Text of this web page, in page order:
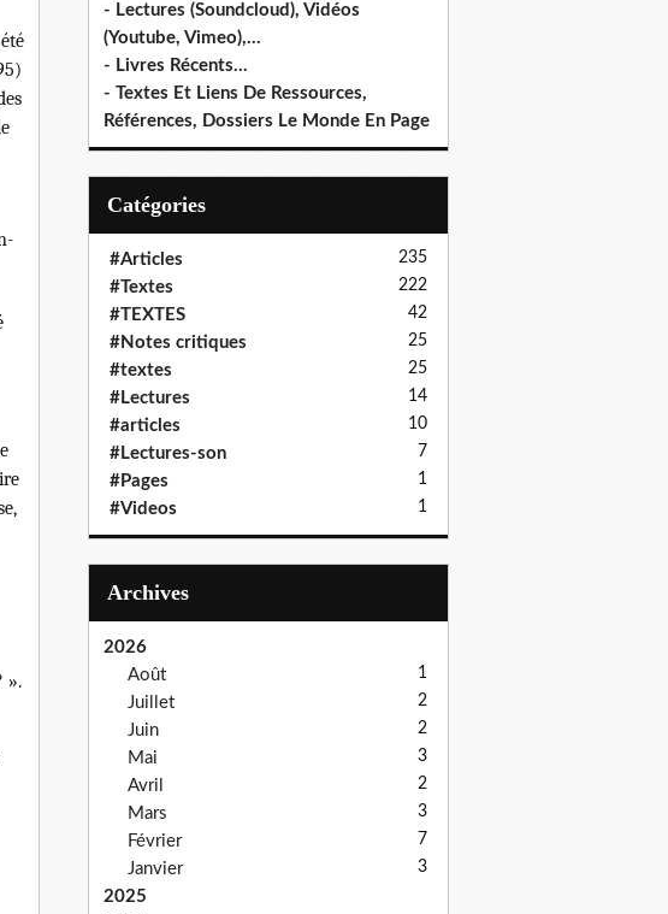
».
- Lectures (Soundcloud), Vidéos
(Youtube, Vimeo),...
- Livres Récents...
- Textes Et Liens De Ressources,
Références, Dossiers Le Monde En Page
Catégories
#Articles 235
#Textes 222
#TEXTES 42
#Notes critiques 25
#textes 25
#Lectures 14
#articles 10
#Lectures-son 7
#Pages 1
#Videos 1
Archives
2026
Août
1
Juillet 2
Juin 2
Mai 3
Avril 2
Mars 3
Février 7
Janvier 3
2025